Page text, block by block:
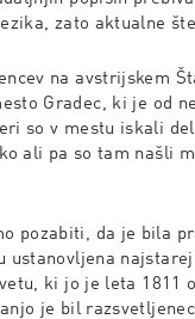
zato aktualne
na avstrijskem
Gradec, ki je od
so v mestu iskali
ali pa so tam našli
pozabiti, da je bila
ustanovljena
ki jo je leta 1811
je bil